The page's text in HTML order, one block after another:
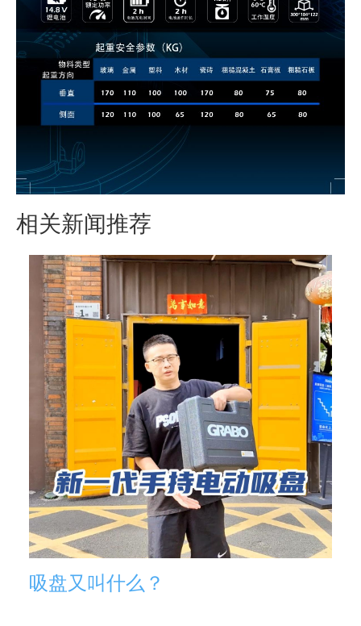
相关新闻推荐
吸盘又叫什么？